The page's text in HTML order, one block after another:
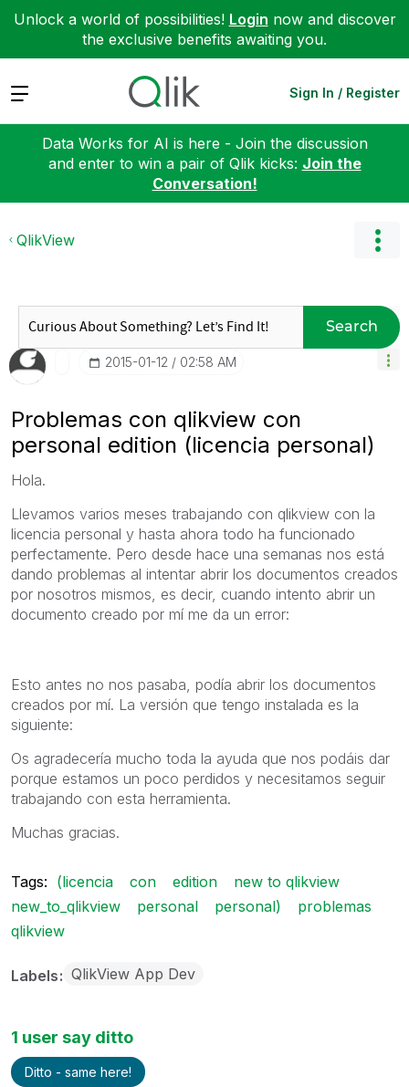
Unlock a world of possibilities! Login now and discover
the exclusive benefits awaiting you.
Expand Sign In / Register
Data Works for AI is here - Join the discussion
and enter to win a pair of Qlik kicks: Join the
Conversation!
QlikView
Search
‎2015-01-12 02:58 AM
Problemas con qlikview con
personal edition (licencia personal)
Hola.
Llevamos varios meses trabajando con qlikview con la
licencia personal y hasta ahora todo ha funcionado
perfectamente. Pero desde hace una semanas nos está
dando problemas al intentar abrir los documentos creados
por nosotros mismos, es decir, cuando intento abrir un
documento creado por mí me da un error:
Esto antes no nos pasaba, podía abrir los documentos
creados por mí. La versión que tengo instalada es la
siguiente:
Os agradecería mucho toda la ayuda que nos podáis dar
porque estamos un poco perdidos y necesitamos seguir
trabajando con esta herramienta.
Muchas gracias.
Tags: (licencia con edition
new to qlikview
new_to_qlikview
personal personal)
problemas
qlikview
Labels QlikView App Dev
1 user say ditto
Ditto - same here!